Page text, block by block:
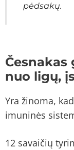
pėdsakų.
nuo ligų,
Yra žinoma,
imuninės
12 savaičių